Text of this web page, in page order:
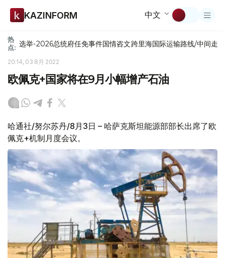
KAZINFORM 中文
热
点: 选举-2026总统府任免事件国情咨文跨里海国际运输路线/中间走廊
20:14, 03 8月 2022
欧佩克+国家将在9月小幅增产石油
哈通社/努尔苏丹/8月3日 – 哈萨克斯坦能源部部长出席了欧
佩克+机制月度会议。